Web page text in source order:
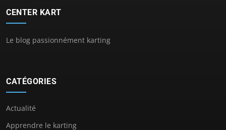
CENTER KART
Le blog passionnément karting
CATÉGORIES
Actualité
Apprendre le karting